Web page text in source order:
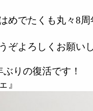
めでたくも丸々8周
ぞよろしくお願い
りの復活です！
』